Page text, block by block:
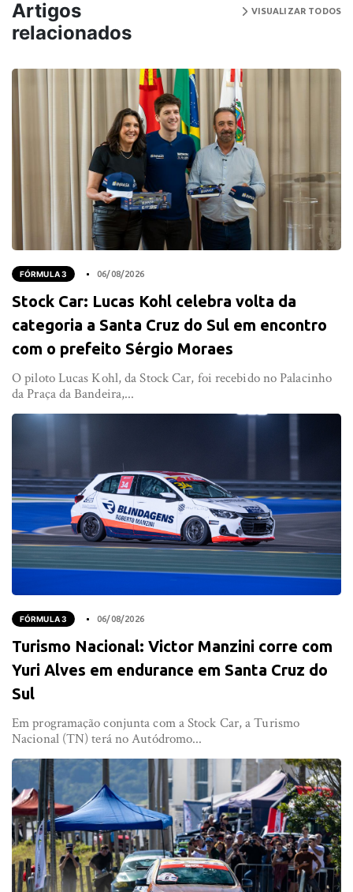
Artigos
relacionados
VISUALIZAR TODOS
FÓRMULA 3 06/08/2026
Stock Car: Lucas Kohl celebra volta da
categoria a Santa Cruz do Sul em encontro
com o prefeito Sérgio Moraes
O piloto Lucas Kohl, da Stock Car, foi recebido no Palacinho
da Praça da Bandeira,...
FÓRMULA 3 06/08/2026
Turismo Nacional: Victor Manzini corre com
Yuri Alves em endurance em Santa Cruz do
Sul
Em programação conjunta com a Stock Car, a Turismo
Nacional (TN) terá no Autódromo...